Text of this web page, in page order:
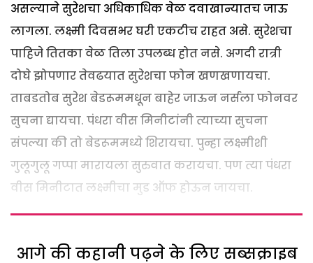
असल्याने सुरेशचा अधिकाधिक वेळ दवाखान्यातच जाऊ
लागला. लक्ष्मी दिवसभर घरी एकटीच राहत असे. सुरेशचा
पाहिजे तितका वेळ तिला उपलब्ध होत नसे. अगदी रात्री
दोघे झोपणार तेवढयात सुरेशचा फोन खणखणायचा.
ताबडतोब सुरेश बेडरूममधून बाहेर जाऊन नर्सला फोनवर
सुचना द्यायचा. पंधरा वीस मिनीटांनी त्याच्या सुचना
संपल्या की तो बेडरूममध्ये शिरायचा. पुन्हा लक्ष्मीशी
गुलूगुलू गप्पा मारायला सुरुवात करायचा. पण त्या पंधरा
वीस मिनीटात लक्ष्मीचा मुड ऑफ होऊन जायचा.
आगे की कहानी पढ़ने के लिए सब्सक्राइब